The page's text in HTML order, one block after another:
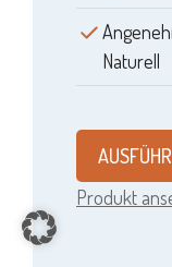
Naturell
Produkt
Item added to
0 items -